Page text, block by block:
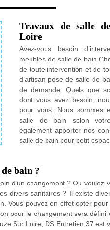
Travaux de salle
Loire
Avez-vous besoin
meubles de salle de bain
de toute intervention et de
d’artisan pose de salle de
de demande. Quels que
dont vous avez besoin,
pour vous. Nous sommes
salle de bain selon
également apporter nos
salle de bain pour petit
bain ?
d’un changement ? Ou
divers sanitaires ? Il existe
Vous pouvez en effet opter pour
pour le changement sera défini
Sur Loire, DS Entretien 37 est